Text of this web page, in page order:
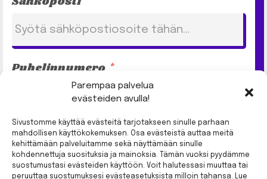
Parempaa palvelua
evästeiden avulla!
Sivustomme käyttää evästeitä tarjotakseen sinulle parhaan
mahdollisen käyttökokemuksen. Osa evästeistä auttaa meitä
kehittämään palveluitamme sekä näyttämään sinulle
kohdennettuja suosituksia ja mainoksia. Tämän vuoksi pyydämme
suostumustasi evästeiden käyttöön. Voit halutessasi muuttaa tai
peruuttaa suostumuksesi evästeasetuksista milloin tahansa. Lue
Puhelinnumero
n
l
a
n
d
Kyllä kiitos! Pikavippi.io saa olla minuun yhteydessä
sähköpostitse. Lähetämme sinulle lainatarjouksia
sähköpostitse. Voit halutessasi peruuttaa viestit
yhdellä napautuksella.Lisätietoja tästä.